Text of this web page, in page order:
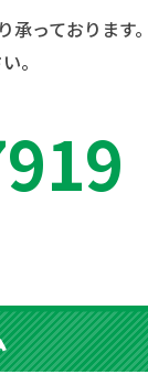
っております。
。